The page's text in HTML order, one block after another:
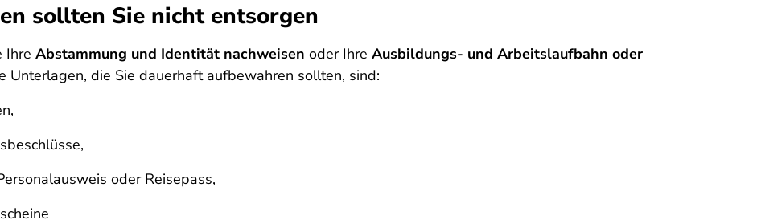
sollten Sie nicht entsorgen
Ihre Abstammung und Identität nachweisen oder Ihre Ausbildungs- und Arbeitslaufbahn oder
Unterlagen, die Sie dauerhaft aufbewahren sollten, sind:
oder Reisepass,